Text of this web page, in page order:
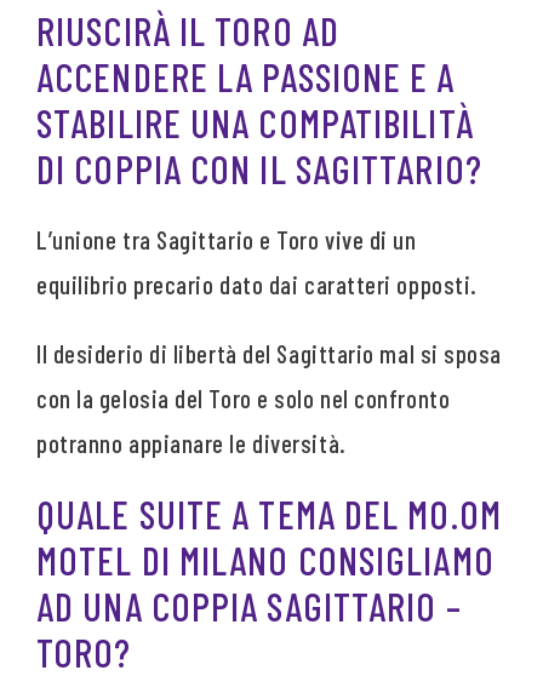
RIUSCIRÀ IL TORO AD
ACCENDERE LA PASSIONE E A
STABILIRE UNA COMPATIBILITÀ
DI COPPIA CON IL SAGITTARIO?
L’unione tra Sagittario e Toro vive di un
equilibrio precario dato dai caratteri opposti.
Il desiderio di libertà del Sagittario mal si sposa
con la gelosia del Toro e solo nel confronto
potranno appianare le diversità.
QUALE SUITE A TEMA DEL MO.OM
MOTEL DI MILANO CONSIGLIAMO
AD UNA COPPIA SAGITTARIO –
TORO?